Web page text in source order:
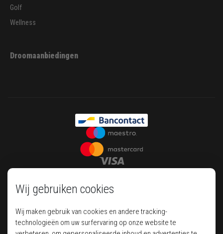
Wij gebruiken cookies
Wij maken gebruik van cookies en andere tracking-
technologieën om uw surfervaring op onze website te
Golf
Wellness
Droomaanbiedingen